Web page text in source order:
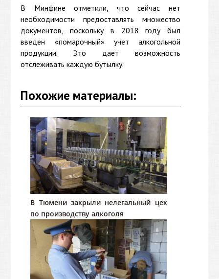
В Минфине отметили, что сейчас нет
необходимости предоставлять множество
документов, поскольку в 2018 году был
введен «помарочный» учет алкогольной
продукции. Это дает возможность
отслеживать каждую бутылку.
Похожие материалы:
В Тюмени закрыли нелегальный цех
по производству алкоголя